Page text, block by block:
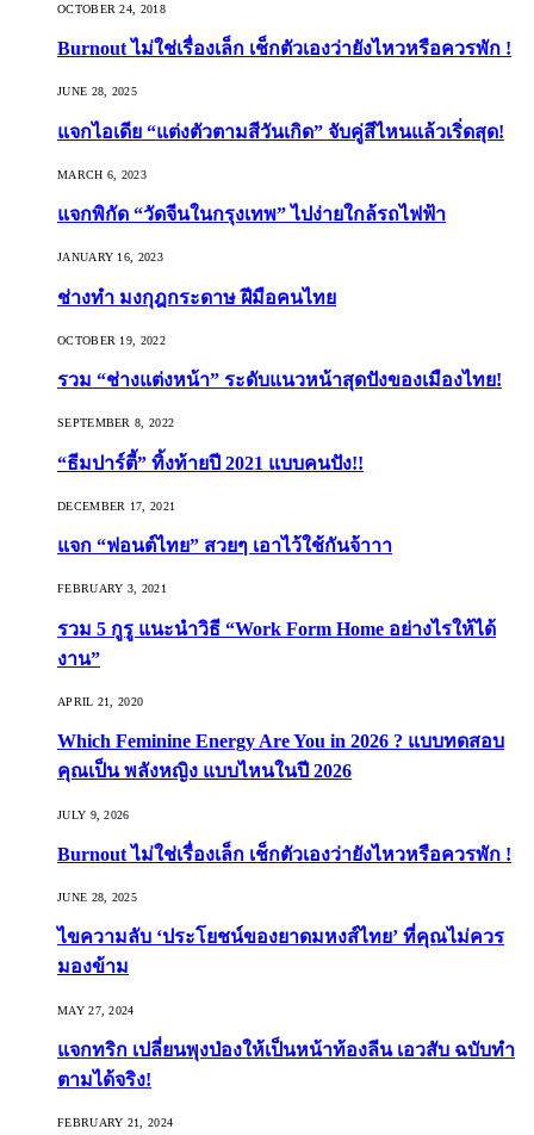
OCTOBER 24, 2018
Burnout ไม่ใช่เรื่องเล็ก เช็กตัวเองว่ายังไหวหรือควรพัก !
JUNE 28, 2025
แจกไอเดีย “แต่งตัวตามสีวันเกิด” จับคู่สีไหนแล้วเริ่ดสุด!
MARCH 6, 2023
แจกพิกัด “วัดจีนในกรุงเทพ” ไปง่ายใกล้รถไฟฟ้า
JANUARY 16, 2023
ช่างทำ มงกุฎกระดาษ ฝีมือคนไทย
OCTOBER 19, 2022
รวม “ช่างแต่งหน้า” ระดับแนวหน้าสุดปังของเมืองไทย!
SEPTEMBER 8, 2022
“ธีมปาร์ตี้” ทิ้งท้ายปี 2021 แบบคนปัง!!
DECEMBER 17, 2021
แจก “ฟอนต์ไทย” สวยๆ เอาไว้ใช้กันจ้าาา
FEBRUARY 3, 2021
รวม 5 กูรู แนะนำวิธี “Work Form Home อย่างไรให้ได้
งาน”
APRIL 21, 2020
Which Feminine Energy Are You in 2026 ? แบบทดสอบ
คุณเป็น พลังหญิง แบบไหนในปี 2026
JULY 9, 2026
Burnout ไม่ใช่เรื่องเล็ก เช็กตัวเองว่ายังไหวหรือควรพัก !
JUNE 28, 2025
ไขความลับ ‘ประโยชน์ของยาดมหงส์ไทย’ ที่คุณไม่ควร
มองข้าม
MAY 27, 2024
แจกทริก เปลี่ยนพุงป่องให้เป็นหน้าท้องลีน เอวสับ ฉบับทำ
ตามได้จริง!
FEBRUARY 21, 2024